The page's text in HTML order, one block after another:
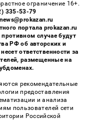
ограничение 16+.
335-53-79
портала prokazan.ru
случае будут
РФ об авторских и
ответственности за
размещенные на
рекомендательные
предоставления
и анализа
пользователей сети
Российской